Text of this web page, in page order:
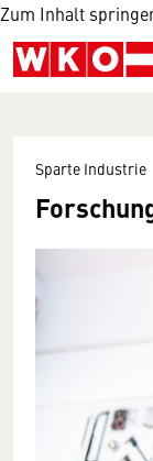
Zum Inhalt
Sparte Industrie